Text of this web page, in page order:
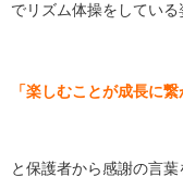
でリズム体操をしている
「楽しむことが成長に繋
と保護者から感謝の言